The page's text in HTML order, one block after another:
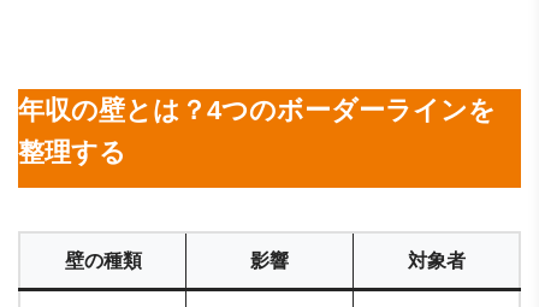
年収の壁とは？4つのボーダーラインを
整理する
壁の種類 影響 対象者